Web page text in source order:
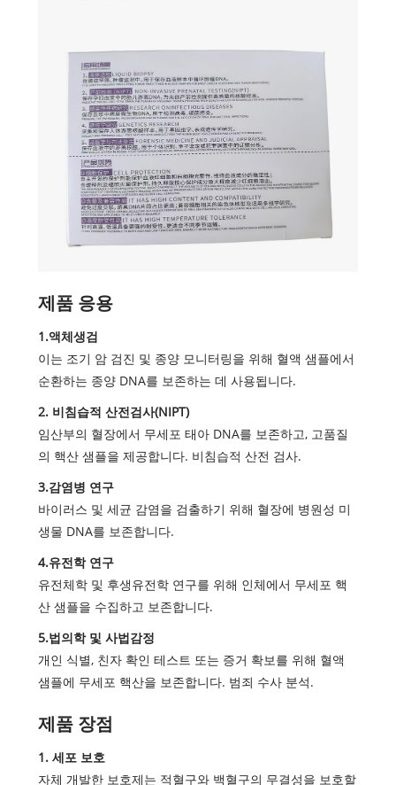
제품 응용
1.액체생검
이는 조기 암 검진 및 종양 모니터링을 위해 혈액 샘플에서
순환하는 종양 DNA를 보존하는 데 사용됩니다.
2. 비침습적 산전검사(NIPT)
임산부의 혈장에서 무세포 태아 DNA를 보존하고, 고품질
의 핵산 샘플을 제공합니다. 비침습적 산전 검사.
3.감염병 연구
바이러스 및 세균 감염을 검출하기 위해 혈장에 병원성 미
생물 DNA를 보존합니다.
4.유전학 연구
유전체학 및 후생유전학 연구를 위해 인체에서 무세포 핵
산 샘플을 수집하고 보존합니다.
5.법의학 및 사법감정
개인 식별, 친자 확인 테스트 또는 증거 확보를 위해 혈액
샘플에 무세포 핵산을 보존합니다. 범죄 수사 분석.
제품 장점
1. 세포 보호
자체 개발한 보호제는 적혈구와 백혈구의 무결성을 보호할